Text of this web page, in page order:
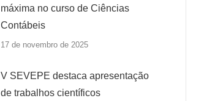
máxima no curso de Ciências
Contábeis
17 de novembro de 2025
V SEVEPE destaca apresentação
de trabalhos científicos